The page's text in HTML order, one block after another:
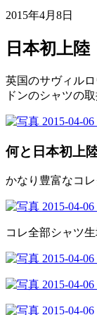
2015年4月8日
日本初上
英国のサヴィル
ドンのシャツの
何と日本初上
かなり豊富なコ
コレ全部シャツ